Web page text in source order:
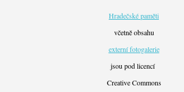
Hradečské paměti
včetně obsahu
externí fotogalerie
jsou pod licencí
Creative Commons